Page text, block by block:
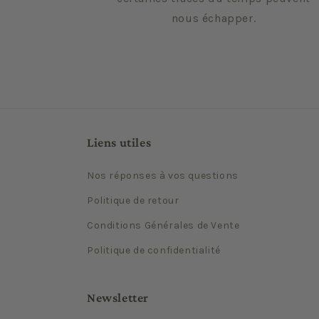
nous échapper.
Liens utiles
Nos réponses à vos questions
Politique de retour
Conditions Générales de Vente
Politique de confidentialité
Newsletter